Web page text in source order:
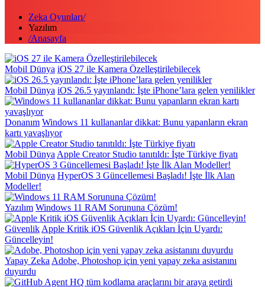
Zeka Oyunları/
Yazılım
/Anasayfa
Mobil Dünya iOS 27 ile Kamera Özelleştirilebilecek
Mobil Dünya iOS 26.5 yayınlandı: İşte iPhone’lara gelen yenilikler
Donanım Windows 11 kullananlar dikkat: Bunu yapanların ekran
kartı yavaşlıyor
Mobil Dünya Apple Creator Studio tanıtıldı: İşte Türkiye fiyatı
Mobil Dünya HyperOS 3 Güncellemesi Başladı! İşte İlk Alan
Modeller!
Yazılım Windows 11 RAM Sorununa Çözüm!
Güvenlik Apple Kritik iOS Güvenlik Açıkları İçin Uyardı:
Güncelleyin!
Yapay Zeka Adobe, Photoshop için yeni yapay zeka asistanını
duyurdu